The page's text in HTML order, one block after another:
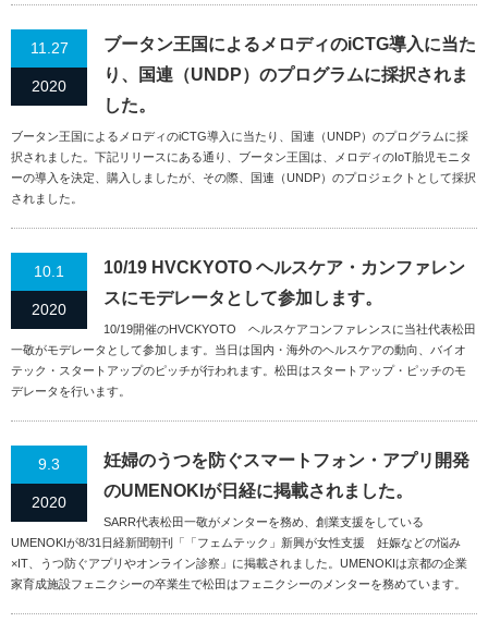
11.27
2020
ブータン王国によるメロディのiCTG導入に当た
り、国連（UNDP）のプログラムに採択されま
した。
ブータン王国によるメロディのiCTG導入に当たり、国連（UNDP）のプログラムに採
択されました。下記リリースにある通り、ブータン王国は、メロディのIoT胎児モニタ
ーの導入を決定、購入しましたが、その際、国連（UNDP）のプロジェクトとして採択
されました。
10.1
2020
10/19 HVCKYOTO ヘルスケア・カンファレン
スにモデレータとして参加します。
10/19開催のHVCKYOTO ヘルスケアコンファレンスに当社代表松田
一敬がモデレータとして参加します。当日は国内・海外のヘルスケアの動向、バイオ
テック・スタートアップのピッチが行われます。松田はスタートアップ・ピッチのモ
デレータを行います。
9.3
2020
妊婦のうつを防ぐスマートフォン・アプリ開発
のUMENOKIが日経に掲載されました。
SARR代表松田一敬がメンターを務め、創業支援をしている
UMENOKIが8/31日経新聞朝刊「「フェムテック」新興が女性支援 妊娠などの悩み
×IT、うつ防ぐアプリやオンライン診察」に掲載されました。UMENOKIは京都の企業
家育成施設フェニクシーの卒業生で松田はフェニクシーのメンターを務めています。